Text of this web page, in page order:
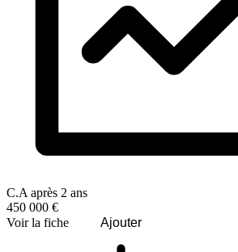
C.A après 2 ans
450 000 €
Voir la fiche
Ajouter